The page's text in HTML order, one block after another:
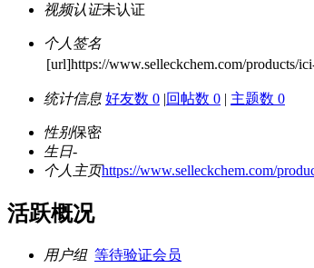
视频认证未认证
个人签名
[url]https://www.selleckchem.com/products/
统计信息 好友数 0 |回帖数 0 | 主题数 0
性别保密
生日-
个人主页https://www.selleckchem.com/
活跃概况
用户组 等待验证会员